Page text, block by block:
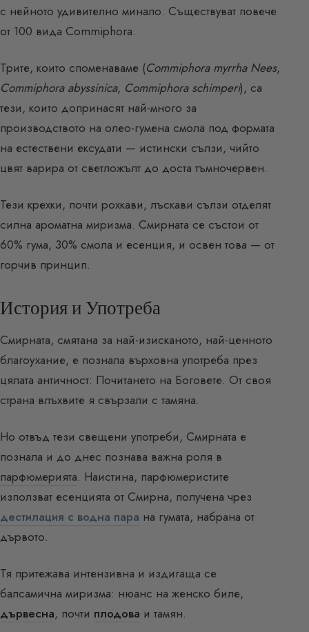
с нейното удивително минало. Съществуват повече
от 100 вида Commiphora.
Трите, които споменаваме (Commiphora myrrha Nees,
Commiphora abyssinica, Commiphora schimperi), са
тези, които допринасят най-много за
производството на олео-гумена смола под формата
на естествени ексудати — истински сълзи, чийто
цвят варира от светложълт до доста тъмночервен.
Тези крехки, почти рохкави, лъскави сълзи отделят
силна ароматна миризма. Смирната се състои от
60% гума, 30% смола и есенция, и освен това — от
горчив принцип.
История и Употреба
Смирната, смятана за най-изисканото, най-ценното
благоухание, е познала върховна употреба през
цялата античност: Почитането на Боговете. От своя
страна влъхвите я свързали с тамяна.
Но отвъд тези свещени употреби, Смирната е
познала и до днес познава важна роля в
парфюмерията. Наистина, парфюмеристите
използват есенцията от Смирна, получена чрез
дестилация с водна пара на гумата, набрана от
дървото.
Тя притежава интензивна и издигаща се
балсамична миризма: нюанс на женско биле,
дървесна, почти плодова и тамян.